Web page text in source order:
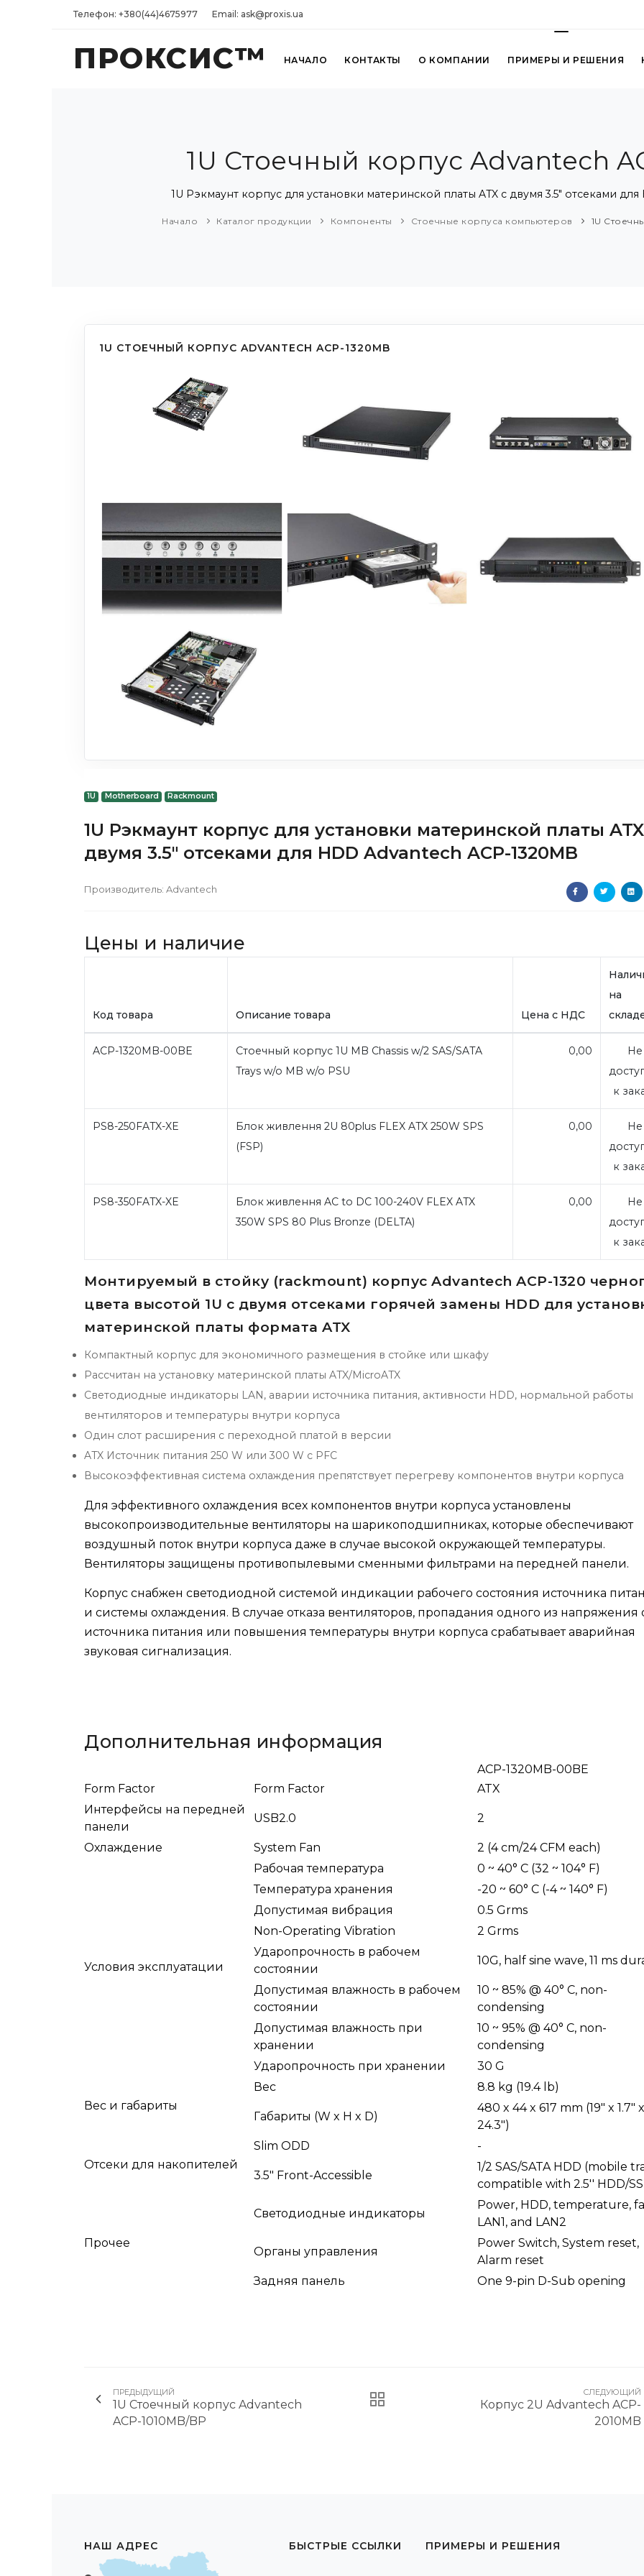
Телефон: +380(44)4675977 Email: ask@proxis.ua
ПРОКСИС™ НАЧАЛО КОНТАКТЫ О КОМПАНИИ ПРИМЕРЫ И РЕШЕНИЯ
1U Стоечный корпус Advantech
1U Рэкмаунт корпус для установки материнской платы ATX с двумя 3.5" отсеками для
Начало Каталог продукции Компоненты Стоечные корпуса компьютеров 1U
1U СТОЕЧНЫЙ КОРПУС ADVANTECH ACP-1320MB
1U Motherboard Rackmount
1U Рэкмаунт корпус для установки материнской платы
двумя 3.5" отсеками для HDD Advantech ACP-1320MB
Производитель: Advantech
Цены и наличие
Код товара Описание товара Цена с НДС
на
ACP-1320MB-00BE
Стоечный корпус 1U MB Chassis w/2 SAS/SATA
Trays w/o MB w/o PSU
0,00
Не
к
PS8-250FATX-XE
Блок живлення 2U 80plus FLEX ATX 250W SPS
(FSP)
0,00
Не
к
PS8-350FATX-XE
Блок живлення AC to DC 100-240V FLEX ATX
350W SPS 80 Plus Bronze (DELTA)
0,00
Не
к
Монтируемый в стойку (rackmount) корпус Advantech ACP-1320
цвета высотой 1U с двумя отсеками горячей замены HDD для
материнской платы формата ATX
Компактный корпус для экономичного размещения в стойке или шкафу
Рассчитан на установку материнской платы ATX/MicroATX
Светодиодные индикаторы LAN, аварии источника питания, активности HDD, нормальной работы
вентиляторов и температуры внутри корпуса
Один слот расширения с переходной платой в версии
ATX Источник питания 250 W или 300 W с PFC
Высокоэффективная система охлаждения препятствует перегреву компонентов внутри корпуса
Для эффективного охлаждения всех компонентов внутри корпуса установлены
высокопроизводительные вентиляторы на шарикоподшипниках, которые обеспечивают
воздушный поток внутри корпуса даже в случае высокой окружающей температуры.
Вентиляторы защищены противопылевыми сменными фильтрами на передней панели.
Корпус снабжен светодиодной системой индикации рабочего состояния источника
и системы охлаждения. В случае отказа вентиляторов, пропадания одного из напряжения
источника питания или повышения температуры внутри корпуса срабатывает аварийная
звуковая сигнализация.
Дополнительная информация
ACP-1320MB-00BE
Form Factor
Form Factor
ATX
Интерфейсы на передней
панели
USB2.0 2
Охлаждение System Fan 2 (4 cm/24 CFM each)
Условия эксплуатации
Рабочая температура
0 ~ 40° C (32 ~ 104° F)
Температура хранения
-20 ~ 60° C (-4 ~ 140° F)
Допустимая вибрация
0.5 Grms
Non-Operating Vibration
2 Grms
Ударопрочность в рабочем
состоянии
10G, half sine wave, 11 ms
Допустимая влажность в рабочем
состоянии
10 ~ 85% @ 40° C, non-
condensing
Допустимая влажность при
хранении
10 ~ 95% @ 40° C, non-
condensing
Ударопрочность при хранении
30 G
Вес и габариты
Вес 8.8 kg (19.4 lb)
Габариты (W x H x D)
480 x 44 x 617 mm (19" x 1.7" x
24.3")
Отсеки для накопителей
Slim ODD -
3.5" Front-Accessible
1/2 SAS/SATA HDD (mobile
compatible with 2.5'' HDD/
Прочее
Светодиодные индикаторы
Power, HDD, temperature,
LAN1, and LAN2
Органы управления
Power Switch, System reset,
Alarm reset
Задняя панель
One 9-pin D-Sub opening
ПРЕДЫДУЩИЙ
1U Стоечный корпус Advantech
ACP-1010MB/BP
СЛЕДУЮЩИЙ
Корпус 2U Advantech ACP-
2010MB
НАШ АДРЕС БЫСТРЫЕ ССЫЛКИ ПРИМЕРЫ И РЕШЕНИЯ